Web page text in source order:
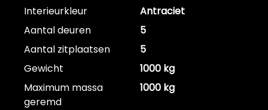
Interieurkleur
Antraciet
Aantal deuren
5
Aantal zitplaatsen
5
Gewicht
1000 kg
Maximum massa
geremd
1000 kg